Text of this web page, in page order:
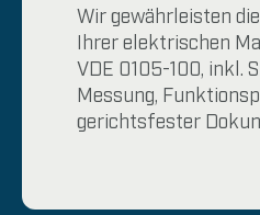
Wir gewährleisten
Ihrer elektrischen
VDE 0105-100, inkl.
Messung,
gerichtsfester